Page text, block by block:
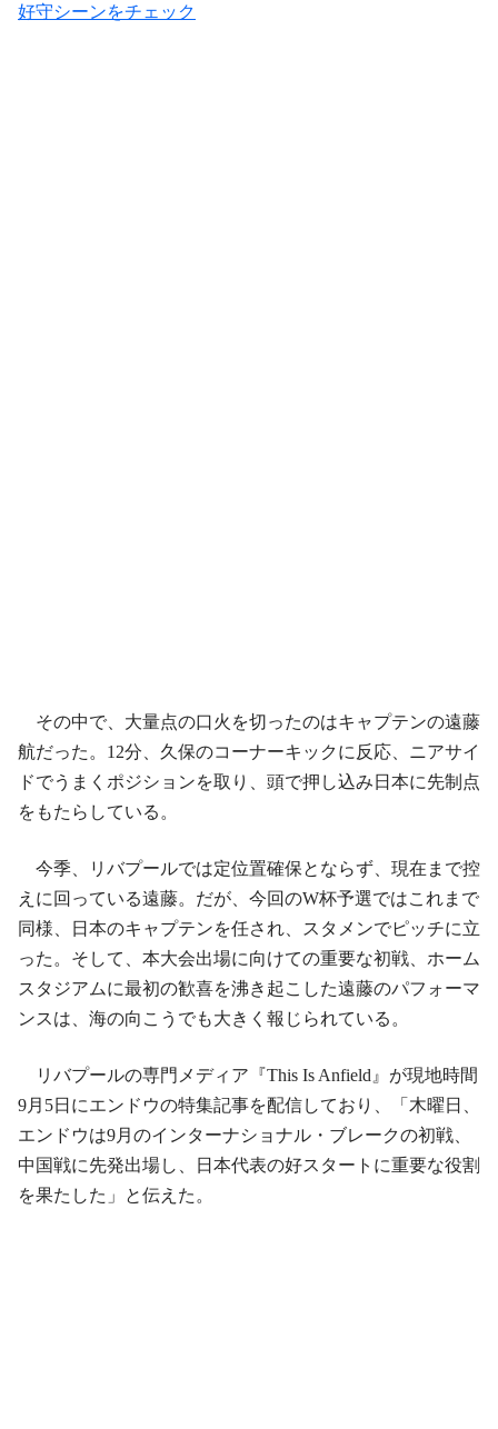
好守シーンをチェック
その中で、大量点の口火を切ったのはキャプテンの遠藤
航だった。12分、久保のコーナーキックに反応、ニアサイ
ドでうまくポジションを取り、頭で押し込み日本に先制点
をもたらしている。
今季、リバプールでは定位置確保とならず、現在まで控
えに回っている遠藤。だが、今回のW杯予選ではこれまで
同様、日本のキャプテンを任され、スタメンでピッチに立
った。そして、本大会出場に向けての重要な初戦、ホーム
スタジアムに最初の歓喜を沸き起こした遠藤のパフォーマ
ンスは、海の向こうでも大きく報じられている。
リバプールの専門メディア『This Is Anfield』が現地時間
9月5日にエンドウの特集記事を配信しており、「木曜日、
エンドウは9月のインターナショナル・ブレークの初戦、
中国戦に先発出場し、日本代表の好スタートに重要な役割
を果たした」と伝えた。